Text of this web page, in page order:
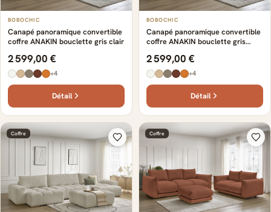
BOBOCHIC
Canapé panoramique convertible
coffre ANAKIN bouclette gris clair
2 599,00 €
+4
Détail
BOBOCHIC
Canapé panoramique convertible
coffre ANAKIN bouclette gris
2 599,00 €
+4
Détail
Coffre Coffre